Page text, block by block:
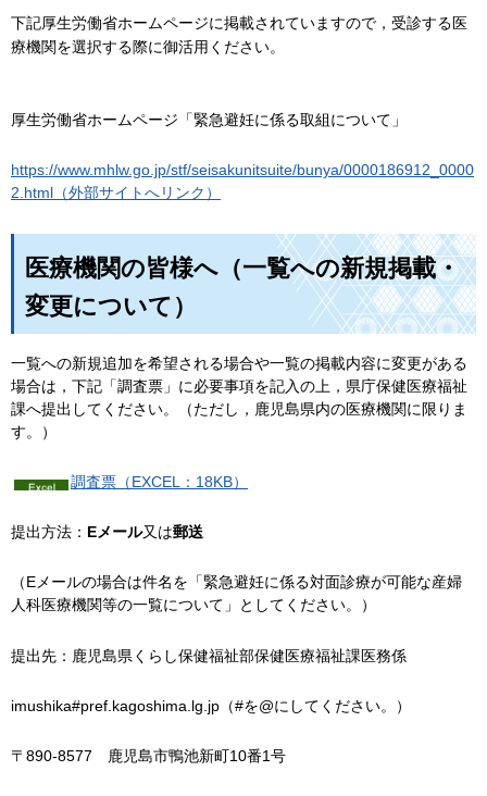
下記厚生労働省ホームページに掲載されていますので，受診する医
療機関を選択する際に御活用ください。
厚生労働省ホームページ「緊急避妊に係る取組について」
https://www.mhlw.go.jp/stf/seisakunitsuite/bunya/0000186912_0000
2.html（外部サイトへリンク）
医療機関の皆様へ（一覧への新規掲載・
変更について）
一覧への新規追加を希望される場合や一覧の掲載内容に変更がある
場合は，下記「調査票」に必要事項を記入の上，県庁保健医療福祉
課へ提出してください。（ただし，鹿児島県内の医療機関に限りま
す。）
調査票（EXCEL：18KB）
提出方法： Eメール又は郵送
（Eメールの場合は件名を「緊急避妊に係る対面診療が可能な産婦
人科医療機関等の一覧について」としてください。）
提出先：鹿児島県くらし保健福祉部保健医療福祉課医務係
imushika#pref.kagoshima.lg.jp（#を@にしてください。）
〒890-8577 鹿児島市鴨池新町10番1号